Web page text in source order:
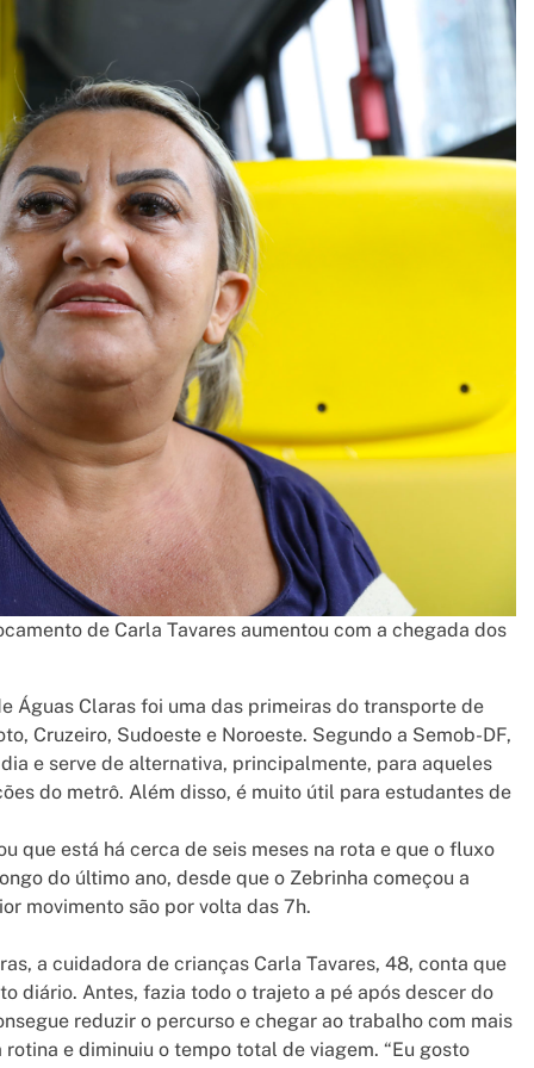
de Carla Tavares aumentou com a chegada dos
Águas Claras foi uma das primeiras do transporte de
Cruzeiro, Sudoeste e Noroeste. Segundo a Semob-DF,
e serve de alternativa, principalmente, para aqueles
do metrô. Além disso, é muito útil para estudantes de
que está há cerca de seis meses na rota e que o fluxo
do último ano, desde que o Zebrinha começou a
movimento são por volta das 7h.
a cuidadora de crianças Carla Tavares, 48, conta que
diário. Antes, fazia todo o trajeto a pé após descer do
reduzir o percurso e chegar ao trabalho com mais
e diminuiu o tempo total de viagem. “Eu gosto